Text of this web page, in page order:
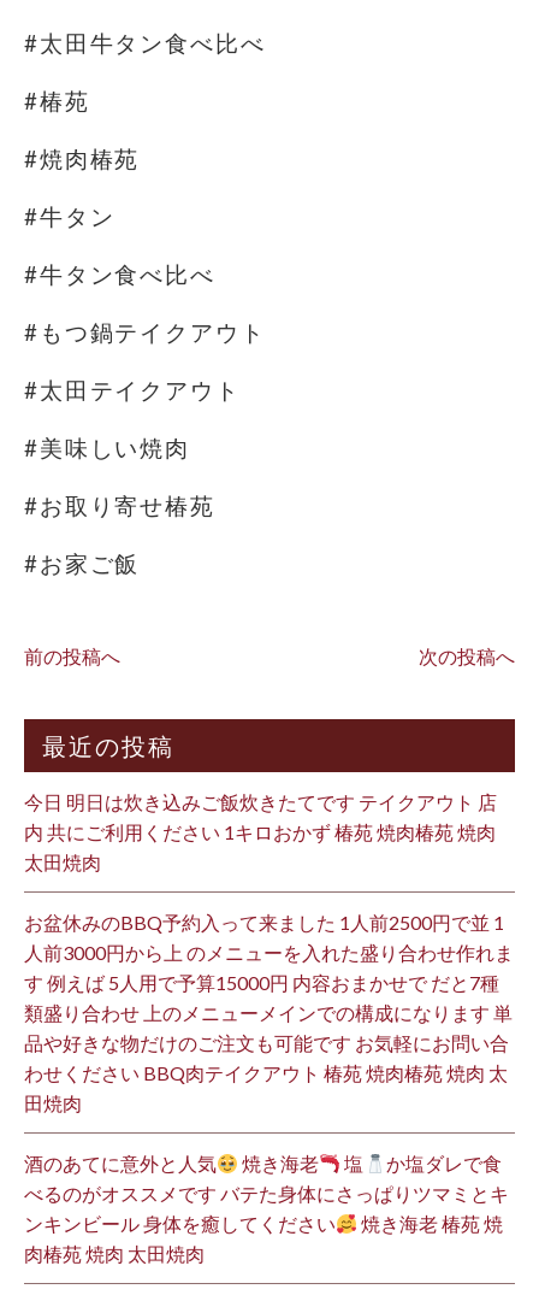
#太田牛タン食べ比べ
#椿苑
#焼肉椿苑
#牛タン
#牛タン食べ比べ
#もつ鍋テイクアウト
#太田テイクアウト
#美味しい焼肉
#お取り寄せ椿苑
#お家ご飯
前の投稿へ 次の投稿へ
最近の投稿
今日 明日は炊き込みご飯炊きたてです テイクアウト 店
内 共にご利用ください 1キロおかず 椿苑 焼肉椿苑 焼肉
太田焼肉
お盆休みのBBQ予約入って来ました 1人前2500円で並 1
人前3000円から上 のメニューを入れた盛り合わせ作れま
す 例えば 5人用で予算15000円 内容おまかせで だと7種
類盛り合わせ 上のメニューメインでの構成になります 単
品や好きな物だけのご注文も可能です お気軽にお問い合
わせください BBQ肉テイクアウト 椿苑 焼肉椿苑 焼肉 太
田焼肉
酒のあてに意外と人気 焼き海老 塩
か塩ダレで食
べるのがオススメです バテた身体にさっぱりツマミとキ
ンキンビール 身体を癒してください
焼き海老 椿苑 焼
肉椿苑 焼肉 太田焼肉